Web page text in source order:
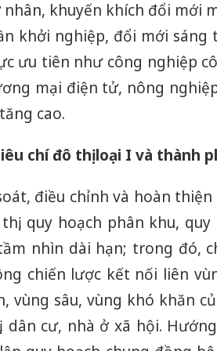
khuyến khích đổi mới
khởi nghiệp, đổi mới
ưu tiên như công nghiệp
mại điện tử, nông
cao.
chí đô thị loại I và thành
điều chỉnh và hoàn
quy hoạch phân khu,
nhìn dài hạn; trong đó,
chiến lược kết nối liên
vùng sâu, vùng khó khăn
dân cư, nhà ở xã hội.